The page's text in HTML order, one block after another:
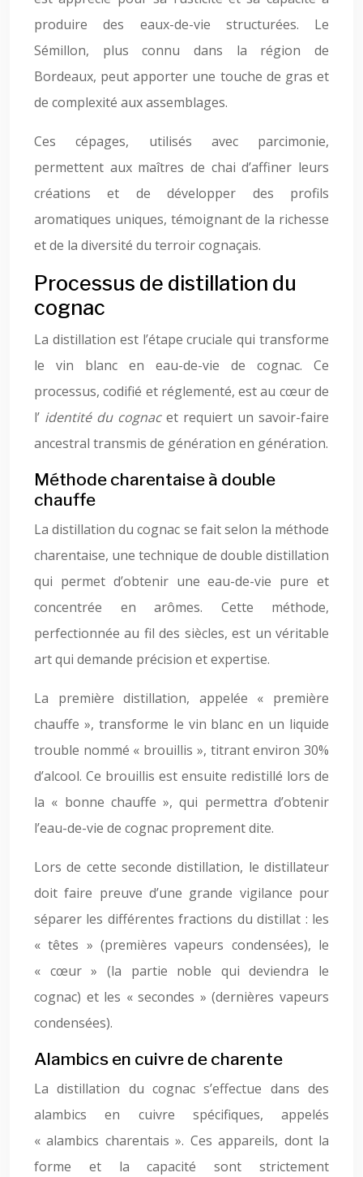
produire des eaux-de-vie structurées. Le
Sémillon, plus connu dans la région de
Bordeaux, peut apporter une touche de gras et
de complexité aux assemblages.
Ces cépages, utilisés avec parcimonie,
permettent aux maîtres de chai d’affiner leurs
créations et de développer des profils
aromatiques uniques, témoignant de la richesse
et de la diversité du terroir cognaçais.
Processus de distillation du
cognac
La distillation est l’étape cruciale qui transforme
le vin blanc en eau-de-vie de cognac. Ce
processus, codifié et réglementé, est au cœur de
l’ identité du cognac et requiert un savoir-faire
ancestral transmis de génération en génération.
Méthode charentaise à double
chauffe
La distillation du cognac se fait selon la méthode
charentaise, une technique de double distillation
qui permet d’obtenir une eau-de-vie pure et
concentrée en arômes. Cette méthode,
perfectionnée au fil des siècles, est un véritable
art qui demande précision et expertise.
La première distillation, appelée « première
chauffe », transforme le vin blanc en un liquide
trouble nommé « brouillis », titrant environ 30%
d’alcool. Ce brouillis est ensuite redistillé lors de
la « bonne chauffe », qui permettra d’obtenir
l’eau-de-vie de cognac proprement dite.
Lors de cette seconde distillation, le distillateur
doit faire preuve d’une grande vigilance pour
séparer les différentes fractions du distillat : les
« têtes » (premières vapeurs condensées), le
« cœur » (la partie noble qui deviendra le
cognac) et les « secondes » (dernières vapeurs
condensées).
Alambics en cuivre de charente
La distillation du cognac s’effectue dans des
alambics en cuivre spécifiques, appelés
« alambics charentais ». Ces appareils, dont la
forme et la capacité sont strictement